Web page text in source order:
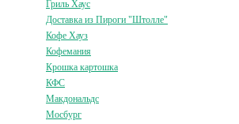
Гриль Хаус
Доставка из Пироги "Штолле"
Кофе Хауз
Кофемания
Крошка картошка
КФС
Макдональдс
Мосбург